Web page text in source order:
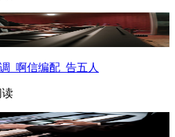
_啊信编配_告五人
读